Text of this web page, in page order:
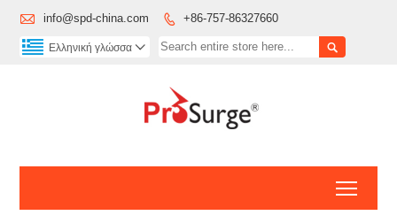
 info@spd-china.com  +86-757-86327660

Ελληνική γλώσσα 